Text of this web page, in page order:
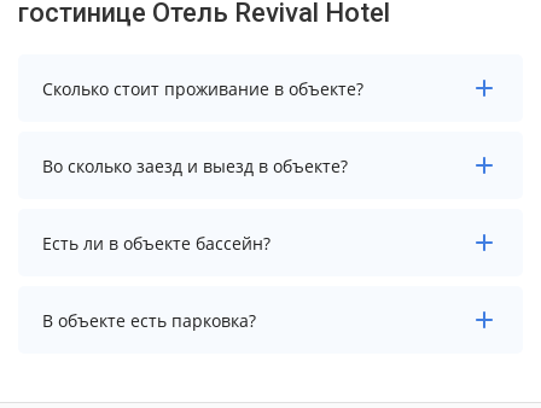
гостинице Отель Revival Hotel
Сколько стоит проживание в объекте?
Стоимость проживания в объекте начинается от 5704
рублей. Чтобы увидеть актуальные цены на
Во сколько заезд и выезд в объекте?
Заезд возможен после 14:00, а выезд необходимо
Есть ли в объекте бассейн?
В объекте нет бассейна.
В объекте есть парковка?